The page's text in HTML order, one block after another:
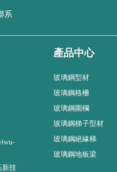
系
新技
產品中心
玻璃鋼型材
玻璃鋼格柵
玻璃鋼圍欄
玻璃鋼梯子型材
玻璃鋼絕緣梯
玻璃鋼地板梁